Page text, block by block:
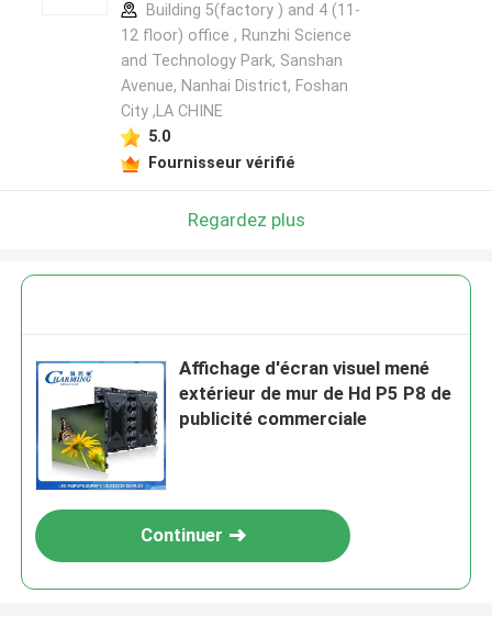
Building 5(factory ) and 4 (11-
12 floor) office , Runzhi Science
and Technology Park, Sanshan
Avenue, Nanhai District, Foshan
City ,LA CHINE
5.0
Fournisseur vérifié
Regardez plus
Affichage d'écran visuel mené
extérieur de mur de Hd P5 P8 de
publicité commerciale
Continuer